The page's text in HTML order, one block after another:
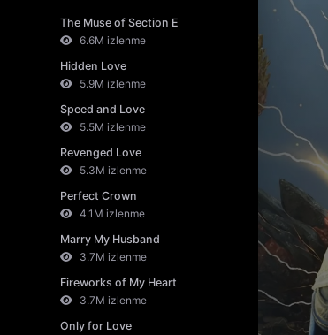
The Muse of Section E
6.6M izlenme
Hidden Love
5.9M izlenme
Speed and Love
5.5M izlenme
Revenged Love
5.3M izlenme
Perfect Crown
4.1M izlenme
Marry My Husband
3.7M izlenme
Fireworks of My Heart
3.7M izlenme
Only for Love